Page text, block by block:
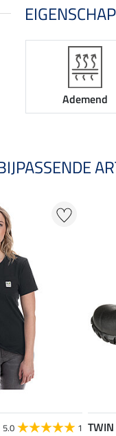
Ademend
5.0 1